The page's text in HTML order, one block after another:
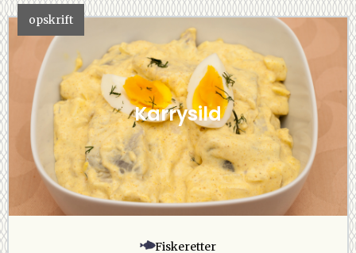
opskrift
Karrysild
Fiskeretter